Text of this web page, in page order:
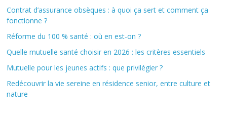
Contrat d’assurance obsèques : à quoi ça sert et comment ça
fonctionne ?
Réforme du 100 % santé : où en est-on ?
Quelle mutuelle santé choisir en 2026 : les critères essentiels
Mutuelle pour les jeunes actifs : que privilégier ?
Redécouvrir la vie sereine en résidence senior, entre culture et
nature